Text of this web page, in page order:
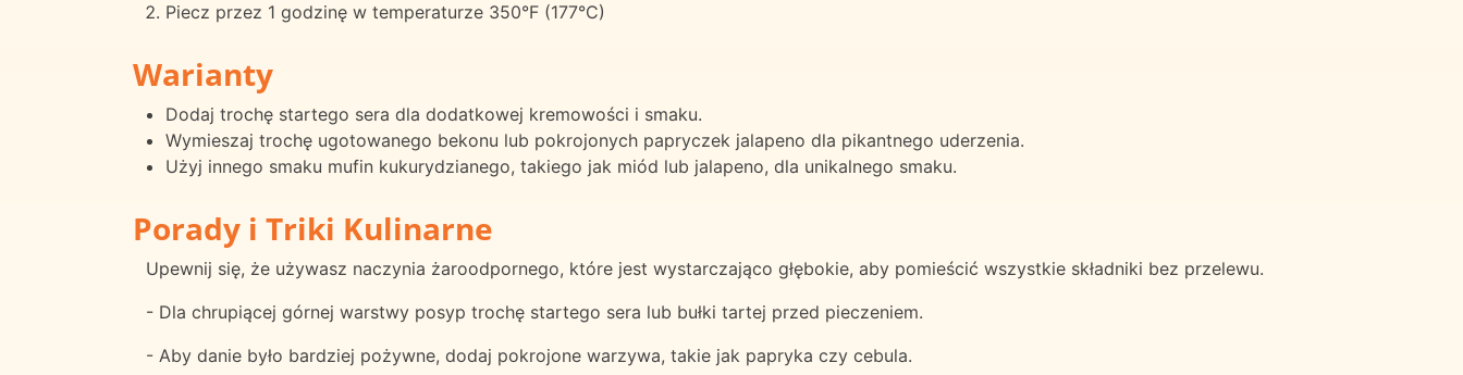
Piecz przez 1 godzinę w temperaturze 350°F (177°C)
Warianty
Dodaj trochę startego sera dla dodatkowej kremowości i smaku.
Wymieszaj trochę ugotowanego bekonu lub pokrojonych papryczek jalapeno dla pikantnego uderzenia.
Użyj innego smaku mufin kukurydzianego, takiego jak miód lub jalapeno, dla unikalnego smaku.
Porady i Triki Kulinarne
Upewnij się, że używasz naczynia żaroodpornego, które jest wystarczająco głębokie, aby pomieścić wszystkie składniki bez przelewu.
- Dla chrupiącej górnej warstwy posyp trochę startego sera lub bułki tartej przed pieczeniem.
- Aby danie było bardziej pożywne, dodaj pokrojone warzywa, takie jak papryka czy cebula.